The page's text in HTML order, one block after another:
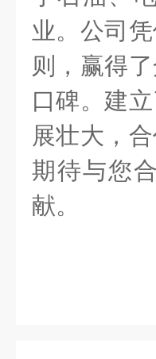
业。公司
则，赢得
口碑。建
展壮大，
期待与您
献。